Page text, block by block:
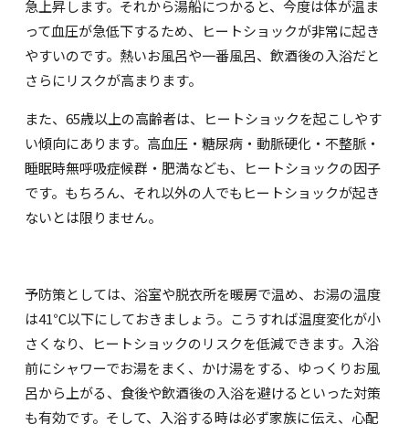
急上昇します。それから湯船につかると、今度は体が温ま
って血圧が急低下するため、ヒートショックが非常に起き
やすいのです。熱いお風呂や一番風呂、飲酒後の入浴だと
さらにリスクが高まります。
また、65歳以上の高齢者は、ヒートショックを起こしやす
い傾向にあります。高血圧・糖尿病・動脈硬化・不整脈・
睡眠時無呼吸症候群・肥満なども、ヒートショックの因子
です。もちろん、それ以外の人でもヒートショックが起き
ないとは限りません。
予防策としては、浴室や脱衣所を暖房で温め、お湯の温度
は41℃以下にしておきましょう。こうすれば温度変化が小
さくなり、ヒートショックのリスクを低減できます。入浴
前にシャワーでお湯をまく、かけ湯をする、ゆっくりお風
呂から上がる、食後や飲酒後の入浴を避けるといった対策
も有効です。そして、入浴する時は必ず家族に伝え、心配